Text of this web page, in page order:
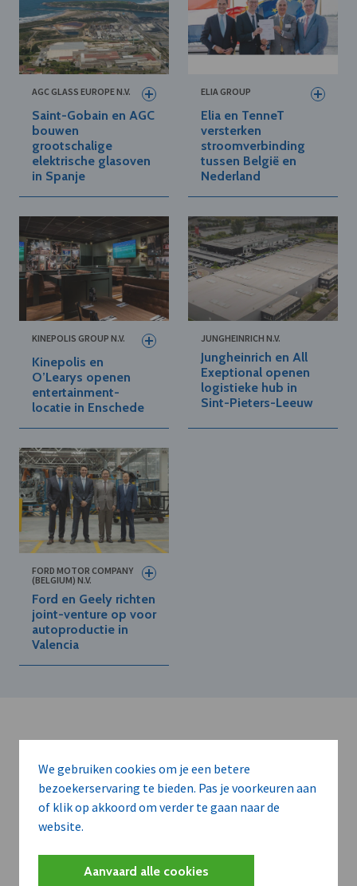
We gebruiken cookies om je een betere
bezoekerservaring te bieden. Pas je voorkeuren aan
of klik op akkoord om verder te gaan naar de
website.
Aanvaard alle cookies
AGC GLASS EUROPE N.V.
Saint-Gobain en AGC
bouwen
grootschalige
elektrische glasoven
in Spanje
ELIA GROUP
Elia en TenneT
versterken
stroomverbinding
tussen België en
Nederland
KINEPOLIS GROUP N.V.
Kinepolis en
O’Learys openen
entertainment-
locatie in Enschede
JUNGHEINRICH N.V.
Jungheinrich en All
Exeptional openen
logistieke hub in
Sint-Pieters-Leeuw
FORD MOTOR COMPANY
(BELGIUM) N.V.
Ford en Geely richten
joint-venture op voor
autoproductie in
Valencia
Kort de voordelen
abonnement...